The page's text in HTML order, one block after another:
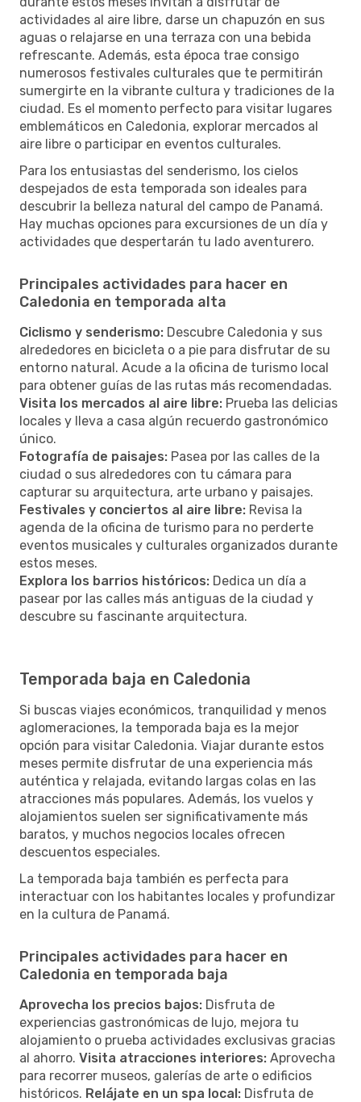
actividades al aire libre, darse un chapuzón en sus
aguas o relajarse en una terraza con una bebida
refrescante. Además, esta época trae consigo
numerosos festivales culturales que te permitirán
sumergirte en la vibrante cultura y tradiciones de la
ciudad. Es el momento perfecto para visitar lugares
emblemáticos en Caledonia, explorar mercados al
aire libre o participar en eventos culturales.
Para los entusiastas del senderismo, los cielos
despejados de esta temporada son ideales para
descubrir la belleza natural del campo de Panamá.
Hay muchas opciones para excursiones de un día y
actividades que despertarán tu lado aventurero.
Principales actividades para hacer en
Caledonia en temporada alta
Ciclismo y senderismo: Descubre Caledonia y sus
alrededores en bicicleta o a pie para disfrutar de su
entorno natural. Acude a la oficina de turismo local
para obtener guías de las rutas más recomendadas.
Visita los mercados al aire libre: Prueba las delicias
locales y lleva a casa algún recuerdo gastronómico
único.
Fotografía de paisajes: Pasea por las calles de la
ciudad o sus alrededores con tu cámara para
capturar su arquitectura, arte urbano y paisajes.
Festivales y conciertos al aire libre: Revisa la
agenda de la oficina de turismo para no perderte
eventos musicales y culturales organizados durante
estos meses.
Explora los barrios históricos: Dedica un día a
pasear por las calles más antiguas de la ciudad y
descubre su fascinante arquitectura.
Temporada baja en Caledonia
Si buscas viajes económicos, tranquilidad y menos
aglomeraciones, la temporada baja es la mejor
opción para visitar Caledonia. Viajar durante estos
meses permite disfrutar de una experiencia más
auténtica y relajada, evitando largas colas en las
atracciones más populares. Además, los vuelos y
alojamientos suelen ser significativamente más
baratos, y muchos negocios locales ofrecen
descuentos especiales.
La temporada baja también es perfecta para
interactuar con los habitantes locales y profundizar
en la cultura de Panamá.
Principales actividades para hacer en
Caledonia en temporada baja
Aprovecha los precios bajos: Disfruta de
experiencias gastronómicas de lujo, mejora tu
alojamiento o prueba actividades exclusivas gracias
al ahorro. Visita atracciones interiores: Aprovecha
para recorrer museos, galerías de arte o edificios
históricos. Relájate en un spa local: Disfruta de